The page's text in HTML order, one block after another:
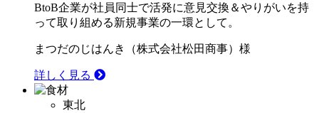
BtoB企業が社員同士で活発に意見交換＆やりがいを持
って取り組める新規事業の一環として。
まつだのじはんき（株式会社松田商事）様
詳しく見る
東北